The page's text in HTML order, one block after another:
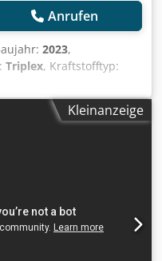
Anrufen
2023,
Triplex, Kraftstofftyp:
1.532 kg
x 198 cm Mast: Knickarm
1.080 cm Maximale
kleinste und
ihrer Art!
Prufbuch in
Kleinanzeige